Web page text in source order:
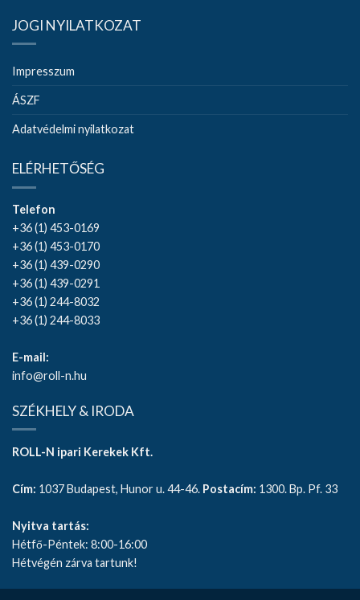
JOGI NYILATKOZAT
Impresszum
ÁSZF
Adatvédelmi nyilatkozat
ELÉRHETŐSÉG
Telefon
+36 (1) 453-0169
+36 (1) 453-0170
+36 (1) 439-0290
+36 (1) 439-0291
+36 (1) 244-8032
+36 (1) 244-8033
E-mail:
info@roll-n.hu
SZÉKHELY & IRODA
ROLL-N ipari Kerekek Kft.
Cím: 1037 Budapest, Hunor u. 44-46. Postacím: 1300. Bp. Pf. 33
Nyitva tartás:
Hétfő-Péntek: 8:00-16:00
Hétvégén zárva tartunk!